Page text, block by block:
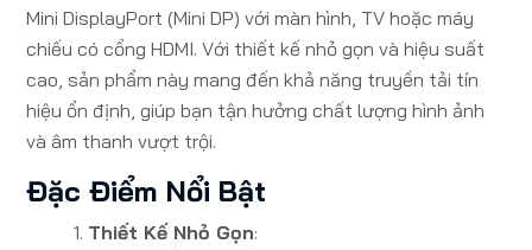
Mini DisplayPort (Mini DP) với màn hình, TV hoặc máy
chiếu có cổng HDMI. Với thiết kế nhỏ gọn và hiệu suất
cao, sản phẩm này mang đến khả năng truyền tải tín
hiệu ổn định, giúp bạn tận hưởng chất lượng hình ảnh
và âm thanh vượt trội.
Đặc Điểm Nổi Bật
Thiết Kế Nhỏ Gọn: